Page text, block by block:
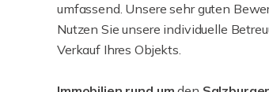
umfassend. Unsere sehr guten
Nutzen Sie unsere individuelle
Verkauf Ihres Objekts.